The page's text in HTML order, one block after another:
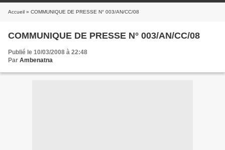
Accueil » COMMUNIQUE DE PRESSE N° 003/AN/CC/08
COMMUNIQUE DE PRESSE N° 003/AN/CC/08
Publié le 10/03/2008 à 22:48
Par Ambenatna